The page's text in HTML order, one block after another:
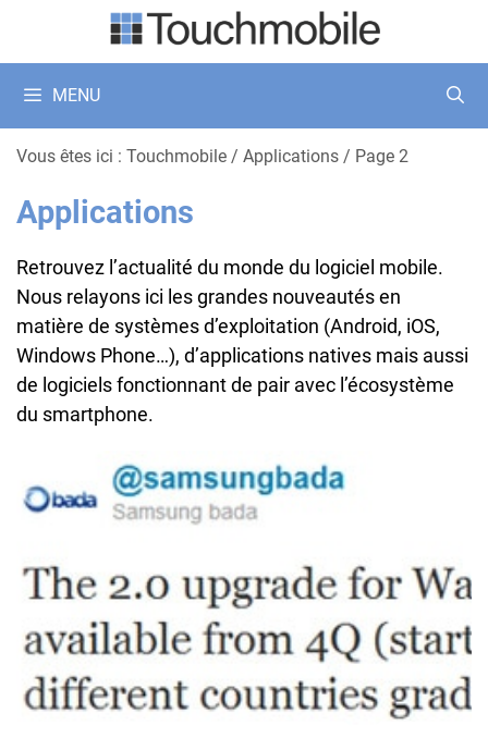
MENU
Vous êtes ici : Touchmobile / Applications / Page 2
Applications
Retrouvez l’actualité du monde du logiciel mobile.
Nous relayons ici les grandes nouveautés en
matière de systèmes d’exploitation (Android, iOS,
Windows Phone…), d’applications natives mais aussi
de logiciels fonctionnant de pair avec l’écosystème
du smartphone.